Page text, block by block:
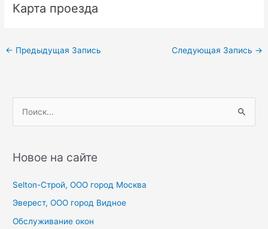
Карта проезда
Навигация
← Предыдущая Запись Следующая Запись →
с
:
Новое на сайте
Selton-Строй, OOO город Москва
Эверест, ООО город Видное
Обслуживание окон